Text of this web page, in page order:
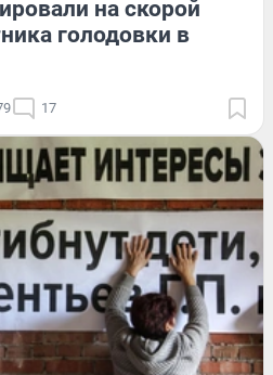
на скорой
голодовки в
17